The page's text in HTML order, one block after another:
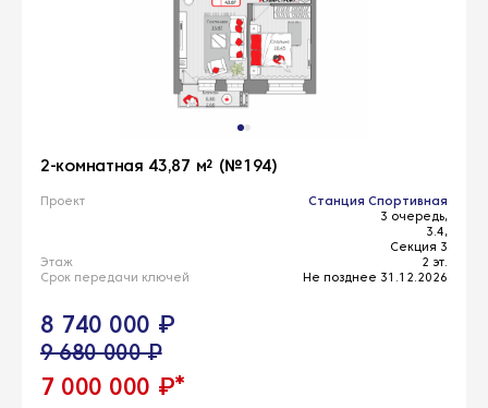
2-комнатная 43,87 м² (№194)
Проект
Станция Спортивная
3 очередь,
3.4,
Секция 3
Этаж
2 эт.
Срок передачи ключей
Не позднее 31.12.2026
8 740 000 ₽
9 680 000 ₽
7 000 000 ₽*